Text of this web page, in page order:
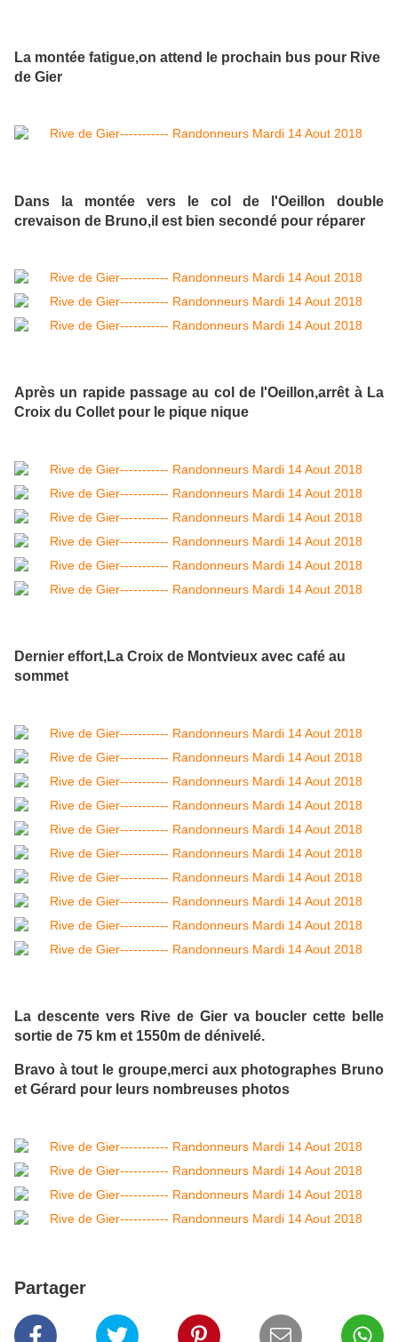
La montée fatigue,on attend le prochain bus pour Rive
de Gier
Dans la montée vers le col de l'Oeillon double
crevaison de Bruno,il est bien secondé pour réparer
Après un rapide passage au col de l'Oeillon,arrêt à La
Croix du Collet pour le pique nique
Dernier effort,La Croix de Montvieux avec café au
sommet
La descente vers Rive de Gier va boucler cette belle
sortie de 75 km et 1550m de dénivelé.
Bravo à tout le groupe,merci aux photographes Bruno
et Gérard pour leurs nombreuses photos
Partager